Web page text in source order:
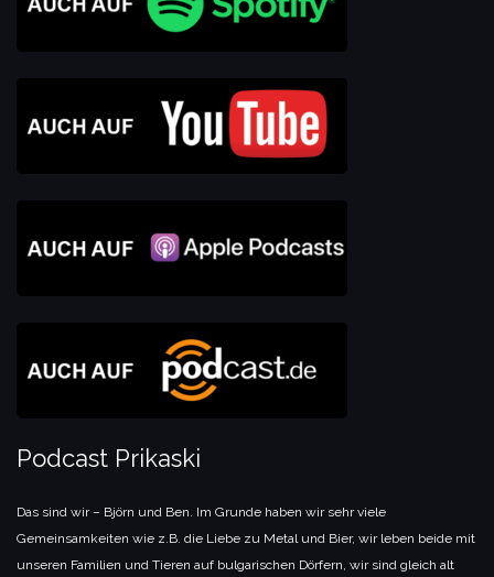
Podcast Prikaski
Das sind wir – Björn und Ben. Im Grunde haben wir sehr viele
Gemeinsamkeiten wie z.B. die Liebe zu Metal und Bier, wir leben beide mit
unseren Familien und Tieren auf bulgarischen Dörfern, wir sind gleich alt